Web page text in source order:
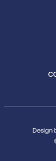
Design